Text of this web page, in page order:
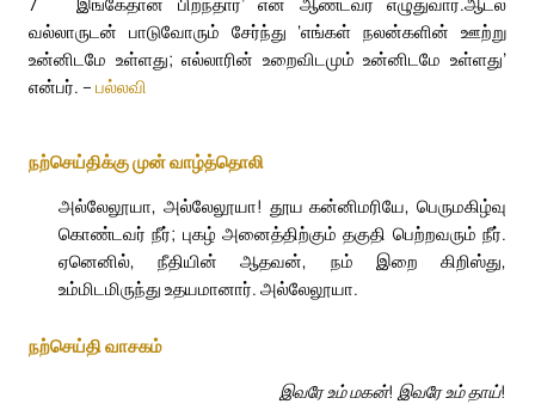
வல்லாருடன் பாடுவோரும் சேர்ந்து ‘எங்கள் நலன்களின் ஊற்று
உன்னிடமே உள்ளது; எல்லாரின் உறைவிடமும் உன்னிடமே உள்ளது’
என்பர். – பல்லவி
நற்செய்திக்கு முன் வாழ்த்தொலி
அல்லேலூயா, அல்லேலூயா! தூய கன்னிமரியே, பெருமகிழ்வு
கொண்டவர் நீர்; புகழ் அனைத்திற்கும் தகுதி பெற்றவரும் நீர்.
ஏனெனில், நீதியின் ஆதவன், நம் இறை கிறிஸ்து,
உம்மிடமிருந்து உதயமானார். அல்லேலூயா.
நற்செய்தி வாசகம்
இவரே உம் மகன்! இவரே உம் தாய்!